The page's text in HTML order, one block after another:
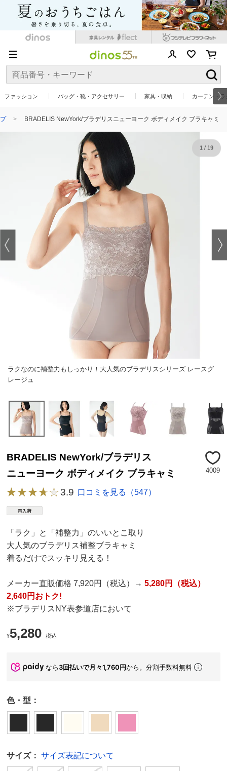
ファッション バッグ・靴・アクセサリー 家具・収納 カーテン・
BRADELIS NewYork/ブラデリスニューヨーク ボディメイク ブラキャミ
ラクなのに補整力もしっかり！大人気のブラデリスシリーズ レースグ
レージュ
1/ 19
BRADELIS NewYork/ブラデリス
ニューヨーク ボディメイク ブラキャミ
4009
3.9 口コミを見る（547）
「ラク」と「補整力」のいいとこ取り
大人気のブラデリス補整ブラキャミ
着るだけでスッキリ見える！
メーカー直販価格 7,920円（税込）→5,280円（税込）
2,640円おトク!
※ブラデリスNY表参道店において
¥5,280 税込
なら3回払いで月々1,760円から。分割手数料無料
色・型：
サイズ： サイズ表記について